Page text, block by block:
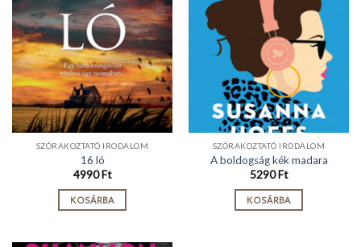
SZÓRAKOZTATÓ IRODALOM
16 ló
4990Ft
KOSÁRBA
SZÓRAKOZTATÓ IRODALOM
A boldogság kék madara
5290Ft
KOSÁRBA